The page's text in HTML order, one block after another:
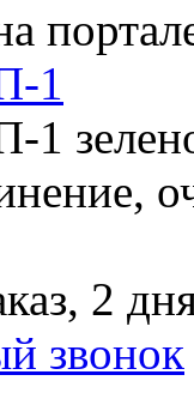
1
2
звонок